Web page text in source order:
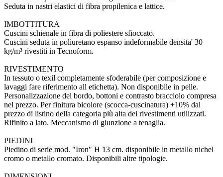
Seduta in nastri elastici di fibra propilenica e lattice.
IMBOTTITURA
Cuscini schienale in fibra di poliestere sfioccato.
Cuscini seduta in poliuretano espanso indeformabile densita' 30
kg/m³ rivestiti in Tecnoform.
RIVESTIMENTO
In tessuto o texil completamente sfoderabile (per composizione e
lavaggi fare riferimento all etichetta). Non disponibile in pelle.
Personalizzazione del bordo, bottoni e contrasto bracciolo compresa
nel prezzo. Per finitura bicolore (scocca-cuscinatura) +10% dal
prezzo di listino della categoria più alta dei rivestimenti utilizzati.
Rifinito a lato. Meccanismo di giunzione a tenaglia.
PIEDINI
Piedino di serie mod. "Iron" H 13 cm. disponibile in metallo nichel
cromo o metallo cromato. Disponibili altre tipologie.